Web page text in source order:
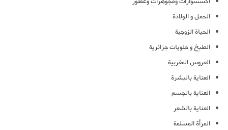
الحمل و الولادة
الحياة الزوجية
الطبخ و حلويات جزائرية
العروس المغربية
العناية بالبشرة
العناية بالجسم
العناية بالشعر
المرأة المسلمة